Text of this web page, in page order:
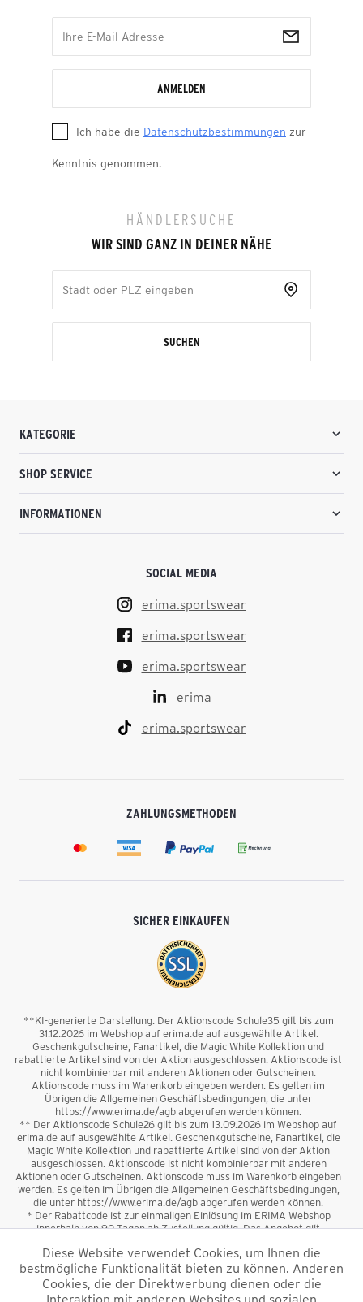
ANMELDEN
Ich habe die Datenschutzbestimmungen zur
Kenntnis genommen.
HÄNDLERSUCHE
WIR SIND GANZ IN DEINER NÄHE
SUCHEN
KATEGORIE
SHOP SERVICE
INFORMATIONEN
SOCIAL MEDIA
erima.sportswear
erima.sportswear
erima.sportswear
erima
erima.sportswear
ZAHLUNGSMETHODEN
SICHER EINKAUFEN
**KI-generierte Darstellung. Der Aktionscode Schule35 gilt bis zum
31.12.2026 im Webshop auf erima.de auf ausgewählte Artikel.
Geschenkgutscheine, Fanartikel, die Magic White Kollektion und
rabattierte Artikel sind von der Aktion ausgeschlossen. Aktionscode ist
nicht kombinierbar mit anderen Aktionen oder Gutscheinen.
Aktionscode muss im Warenkorb eingeben werden. Es gelten im
Übrigen die Allgemeinen Geschäftsbedingungen, die unter
https://www.erima.de/agb abgerufen werden können.
** Der Aktionscode Schule26 gilt bis zum 13.09.2026 im Webshop auf
erima.de auf ausgewählte Artikel. Geschenkgutscheine, Fanartikel, die
Magic White Kollektion und rabattierte Artikel sind von der Aktion
ausgeschlossen. Aktionscode ist nicht kombinierbar mit anderen
Aktionen oder Gutscheinen. Aktionscode muss im Warenkorb eingeben
werden. Es gelten im Übrigen die Allgemeinen Geschäftsbedingungen,
die unter https://www.erima.de/agb abgerufen werden können.
* Der Rabattcode ist zur einmaligen Einlösung im ERIMA Webshop
innerhalb von 90 Tagen ab Zustellung gültig. Das Angebot gilt
sowie Geschenkgutscheine sind vom Rabatt ausgeschlossen. Der
Rabattcode ist nicht mit anderen Aktionen oder Gutscheinen
kombinierbar. Der Mindestbestellwert beträgt 50 €
Diese Website verwendet Cookies, um Ihnen die
bestmögliche Funktionalität bieten zu können. Anderen
Cookies, die der Direktwerbung dienen oder die
Interaktion mit anderen Websites und sozialen